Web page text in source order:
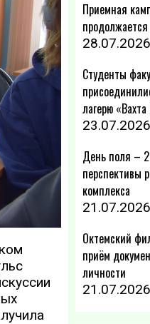
Приемная
продолжается
28.07.2026
Студенты
лагерю
23.07.2026
День поля –
перспективы
комплекса
21.07.2026
Октемский
приём
личности
21.07.2026